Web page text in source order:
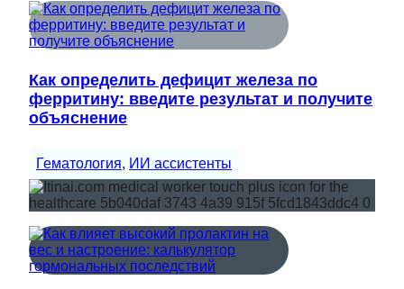
Как определить дефицит железа по
ферритину: введите результат и получите
объяснение
Гематология, ИИ ассистенты